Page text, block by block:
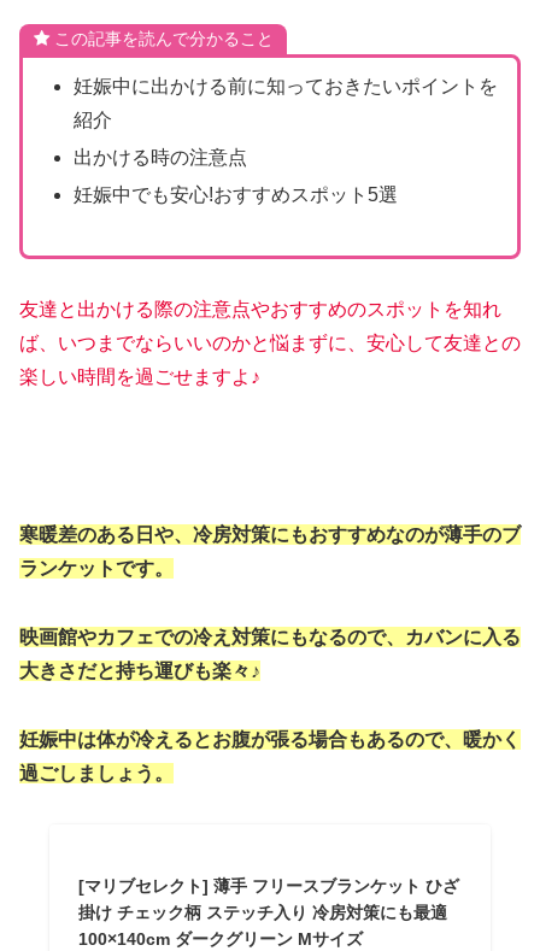
この記事を読んで分かること
妊娠中に出かける前に知っておきたいポイントを
紹介
出かける時の注意点
妊娠中でも安心!おすすめスポット5選
友達と出かける際の注意点やおすすめのスポットを知れ
ば、いつまでならいいのかと悩まずに、安心して友達との
楽しい時間を過ごせますよ♪
寒暖差のある日や、冷房対策にもおすすめなのが薄手のブ
ランケットです。
映画館やカフェでの冷え対策にもなるので、カバンに入る
大きさだと持ち運びも楽々♪
妊娠中は体が冷えるとお腹が張る場合もあるので、暖かく
過ごしましょう。
[マリブセレクト] 薄手 フリースブランケット ひざ
掛け チェック柄 ステッチ入り 冷房対策にも最適
100×140cm ダークグリーン Mサイズ